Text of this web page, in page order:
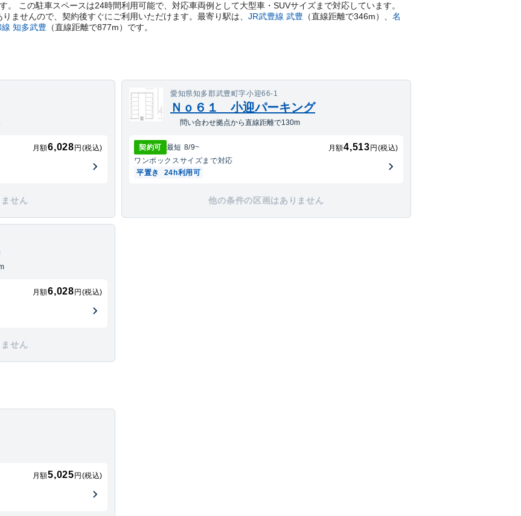
。 この駐車スペースは24時間利用可能で、対応車両例として大型車・SUVサイズまで対応しています。
ませんので、契約後すぐにご利用いただけます。 最寄り駅は、 JR武豊線 武豊 （直線距離で346m）
名
知多武豊 （直線距離で877m） です。
月額6,028 円(税込)
せん
愛知県知多郡武豊町字小迎66-1
Ｎｏ６１ 小迎パーキング
問い合わせ拠点から直線距離で130m
契約可 最短 8/9~ 月額4,513 円(税込)
ワンボックスサイズまで対応
平置き
24h利用可
他の条件の区画はありません
月額6,028 円(税込)
せん
月額5,025 円(税込)